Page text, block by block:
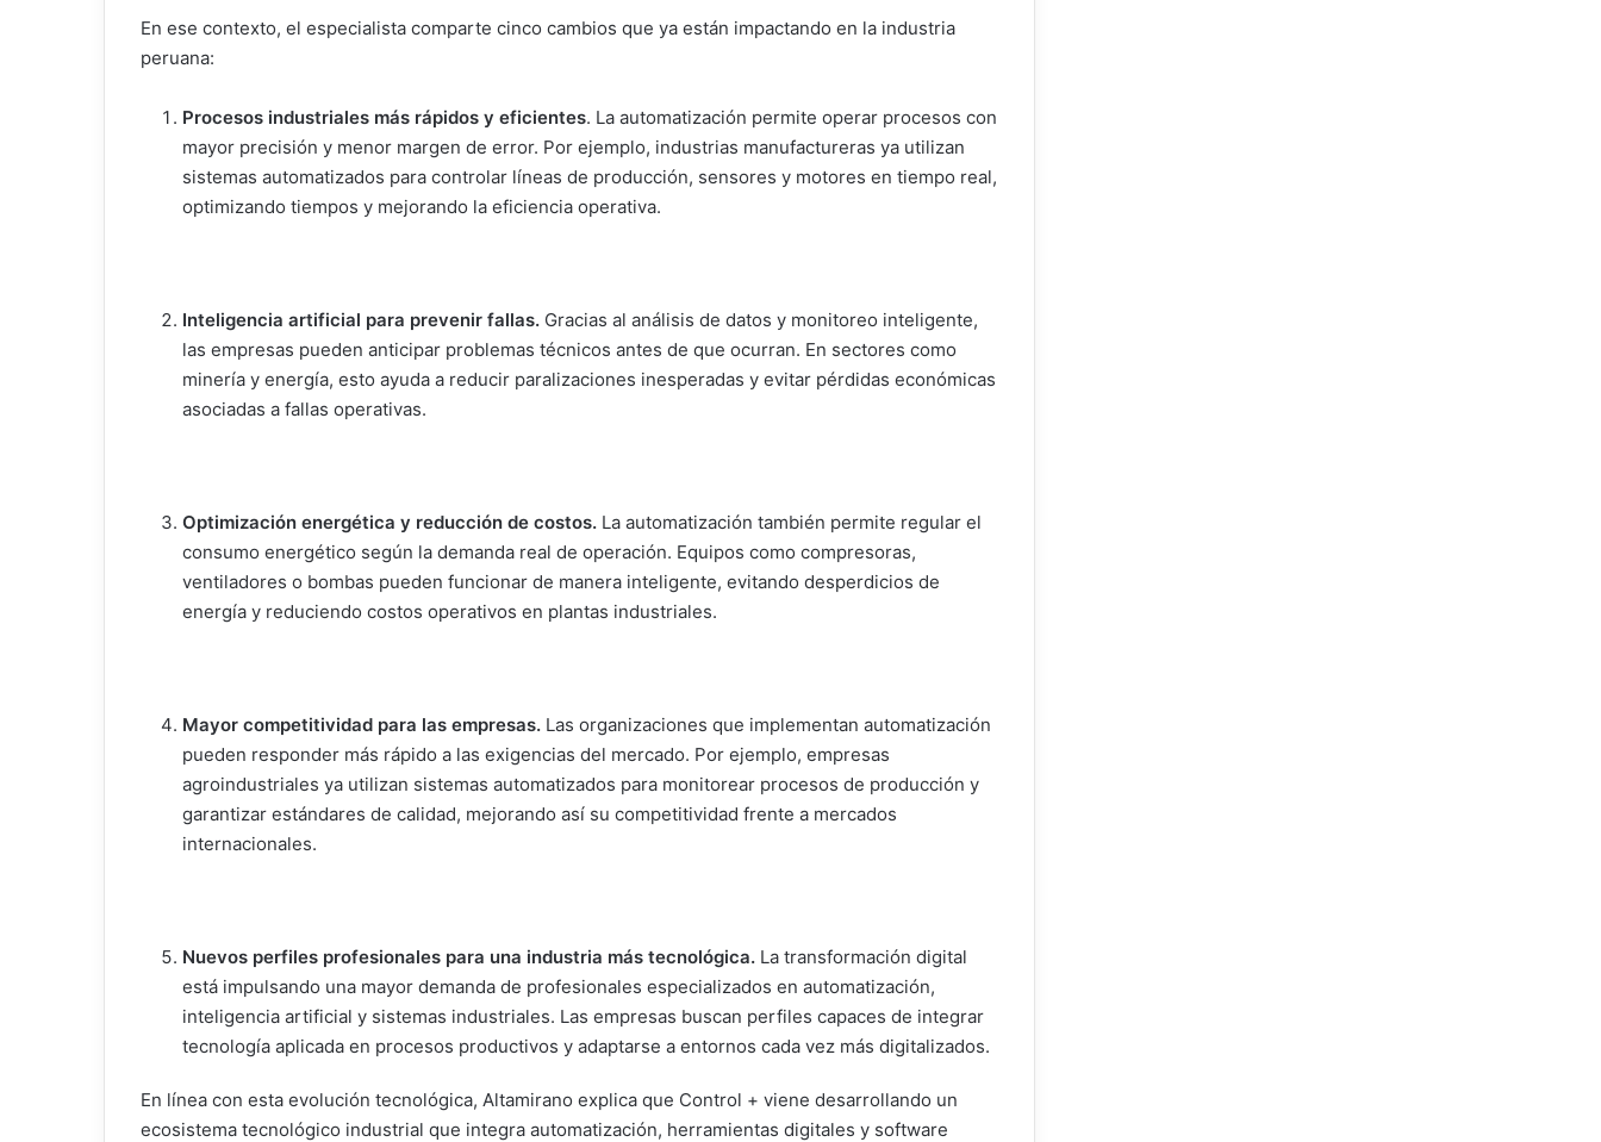
En ese contexto, el especialista comparte cinco cambios que ya están impactando en la industria
peruana:
Procesos industriales más rápidos y eficientes. La automatización permite operar procesos con
mayor precisión y menor margen de error. Por ejemplo, industrias manufactureras ya utilizan
sistemas automatizados para controlar líneas de producción, sensores y motores en tiempo real,
optimizando tiempos y mejorando la eficiencia operativa.
Inteligencia artificial para prevenir fallas. Gracias al análisis de datos y monitoreo inteligente,
las empresas pueden anticipar problemas técnicos antes de que ocurran. En sectores como
minería y energía, esto ayuda a reducir paralizaciones inesperadas y evitar pérdidas económicas
asociadas a fallas operativas.
Optimización energética y reducción de costos. La automatización también permite regular el
consumo energético según la demanda real de operación. Equipos como compresoras,
ventiladores o bombas pueden funcionar de manera inteligente, evitando desperdicios de
energía y reduciendo costos operativos en plantas industriales.
Mayor competitividad para las empresas. Las organizaciones que implementan automatización
pueden responder más rápido a las exigencias del mercado. Por ejemplo, empresas
agroindustriales ya utilizan sistemas automatizados para monitorear procesos de producción y
garantizar estándares de calidad, mejorando así su competitividad frente a mercados
internacionales.
Nuevos perfiles profesionales para una industria más tecnológica. La transformación digital
está impulsando una mayor demanda de profesionales especializados en automatización,
inteligencia artificial y sistemas industriales. Las empresas buscan perfiles capaces de integrar
tecnología aplicada en procesos productivos y adaptarse a entornos cada vez más digitalizados.
En línea con esta evolución tecnológica, Altamirano explica que Control + viene desarrollando un
ecosistema tecnológico industrial que integra automatización, herramientas digitales y software